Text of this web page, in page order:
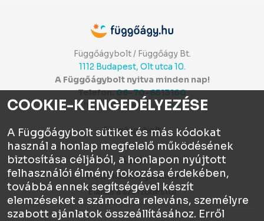
Függőágybolt / Függőágy Bt.
1112 Budapest, Olt utca 10.
A Függőágybolt nyitva minden nap!
Telefon:06-70-6513160
Itt értékelhetsz:⭐⭐⭐⭐⭐
Függőágybolt
Chat
ÁSZF
Visszaküldés, garancia
Elállás a szerződéstől
COOKIE-K ENGEDÉLYEZÉSE
A Függőágybolt sütiket és más kódokat
használ a honlap megfelelő működésének
biztosítása céljából, a honlapon nyújtott
felhasználói élmény fokozása érdekében,
továbbá ennek segítségével készít
elemzéseket a számodra releváns, személyre
szabott ajánlatok összeállításához. Erről